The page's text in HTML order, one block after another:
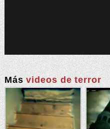
Másvideos de terror